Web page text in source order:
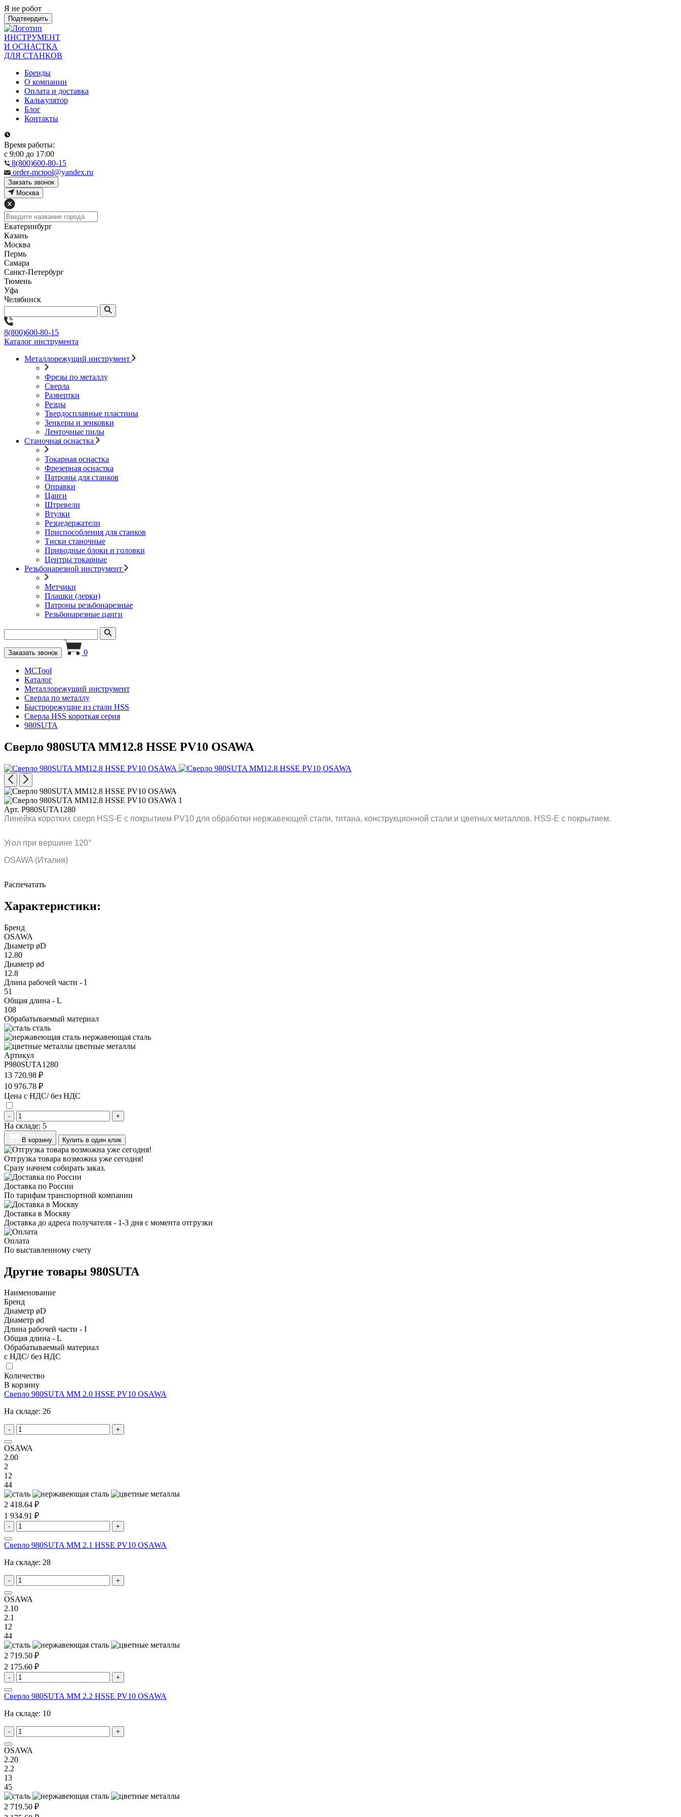
Я не робот
Подтвердить
ИНСТРУМЕНТ
И ОСНАСТКА
ДЛЯ СТАНКОВ
Бренды
О компании
Оплата и доставка
Калькулятор
Блог
Контакты
Время работы:
с 9:00 до 17:00
8(800)600-80-15
order-mctool@yandex.ru
Закзать звонок
Москва
Екатеринбург
Казань
Москва
Пермь
Самара
Санкт-Петербург
Тюмень
Уфа
Челябинск
8(800)600-80-15
Каталог инструмента
Металлорежущий инструмент
Фрезы по металлу
Сверла
Развертки
Резцы
Твердосплавные пластины
Зенкеры и зенковки
Ленточные пилы
Станочная оснастка
Токарная оснастка
Фрезерная оснастка
Патроны для станков
Оправки
Цанги
Штревели
Втулки
Резцедержатели
Приспособления для станков
Тиски станочные
Приводные блоки и головки
Центры токарные
Резьбонарезной инструмент
Метчики
Плашки (лерки)
Патроны резьбонарезные
Резьбонарезные цанги
Заказать звонок 0
MCTool
Каталог
Металлорежущий инструмент
Сверла по металлу
Быстрорежущие из стали HSS
Сверла HSS короткая серия
980SUTA
Сверло 980SUTA MM12.8 HSSE PV10 OSAWA
Арт. P980SUTA1280
Линейка коротких сверл HSS-E с покрытием PV10 для обработки нержавеющей стали, титана, конструкционной стали и цветных металлов. HSS-E с покрытием.
Угол при вершине 120°
OSAWA (Италия)
Распечатать
Характеристики:
Бренд
OSAWA
Диаметр øD
12.80
Диаметр ød
12.8
Длина рабочей части - I
51
Общая длина - L
108
Обрабатываемый материал
сталь
нержавеющая сталь
цветные металлы
Артикул
P980SUTA1280
13 720.98 ₽
10 976.78 ₽
Цена с НДС/ без НДС
- +
На складе: 5
В корзину Купить в один клик
Отгрузка товара возможна уже сегодня!
Сразу начнем собирать заказ.
Доставка по России
По тарифам транспортной компании
Доставка в Москву
Доставка до адреса получателя - 1-3 дня с момента отгрузки
Оплата
По выставленному счету
Другие товары 980SUTA
Наименование
Бренд
Диаметр øD
Диаметр ød
Длина рабочей части - I
Общая длина - L
Обрабатываемый материал
с НДС/ без НДС
Количество
В корзину
Сверло 980SUTA MM 2.0 HSSE PV10 OSAWA
На складе: 26
- +
OSAWA
2.00
2
12
44
2 418.64 ₽
1 934.91 ₽
- +
Сверло 980SUTA MM 2.1 HSSE PV10 OSAWA
На складе: 28
- +
OSAWA
2.10
2.1
12
44
2 719.50 ₽
2 175.60 ₽
- +
Сверло 980SUTA MM 2.2 HSSE PV10 OSAWA
На складе: 10
- +
OSAWA
2.20
2.2
13
45
2 719.50 ₽